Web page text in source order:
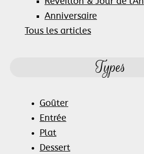
Anniversaire
Tous les articles
Types
Goûter
Entrée
Plat
Dessert